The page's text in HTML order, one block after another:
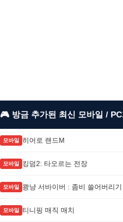
🎮 방금 추가된 최신 모바일 /
모바일 히어로 랜드M
모바일 킹덤2: 타오르는 전장
모바일 쾅냥 서바이버 : 좀비 쓸어버리기
모바일 티니핑 매직 매치